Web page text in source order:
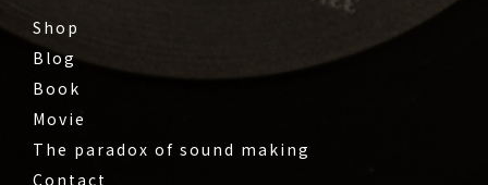
Shop
Blog
Book
Movie
The paradox of sound making
Contact